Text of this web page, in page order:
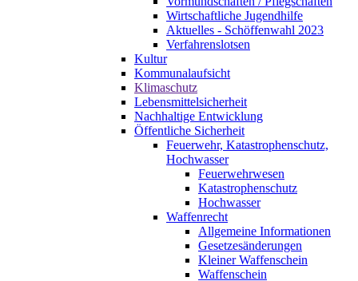
Wirtschaftliche Jugendhilfe
Aktuelles - Schöffenwahl 2023
Verfahrenslotsen
Kultur
Kommunalaufsicht
Klimaschutz
Lebensmittelsicherheit
Nachhaltige Entwicklung
Öffentliche Sicherheit
Feuerwehr, Katastrophenschutz,
Hochwasser
Feuerwehrwesen
Katastrophenschutz
Hochwasser
Waffenrecht
Allgemeine Informationen
Gesetzesänderungen
Kleiner Waffenschein
Waffenschein